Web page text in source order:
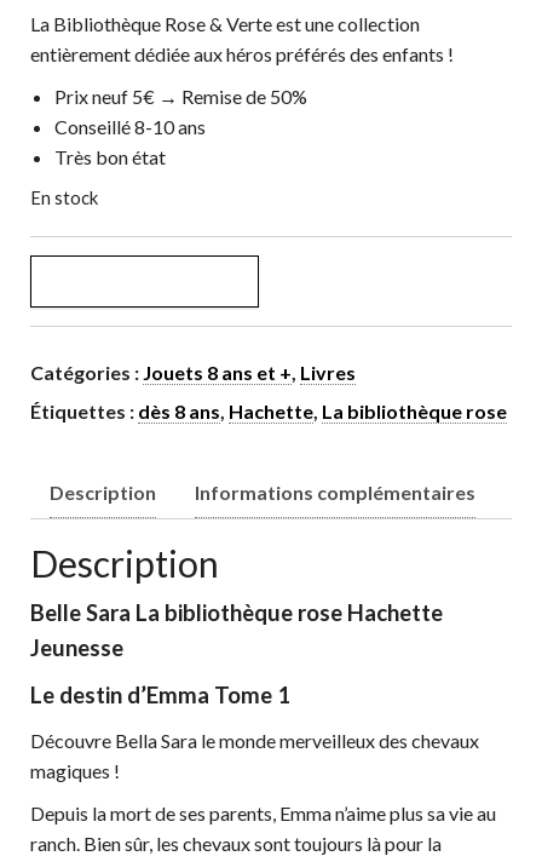
La Bibliothèque Rose & Verte est une collection
entièrement dédiée aux héros préférés des enfants !
Prix neuf 5€ → Remise de 50%
Conseillé 8-10 ans
Très bon état
En stock
Catégories : Jouets 8 ans et + Livres
Étiquettes : dès 8 ans Hachette La bibliothèque rose
Description Informations complémentaires
Description
Belle Sara La bibliothèque rose Hachette
Jeunesse
Le destin d’Emma Tome 1
Découvre Bella Sara le monde merveilleux des chevaux
magiques !
Depuis la mort de ses parents, Emma n’aime plus sa vie au
ranch. Bien sûr, les chevaux sont toujours là pour la